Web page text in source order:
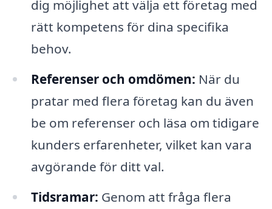
dig möjlighet att välja ett företag med
rätt kompetens för dina specifika
behov.
Referenser och omdömen: När du
pratar med flera företag kan du även
be om referenser och läsa om tidigare
kunders erfarenheter, vilket kan vara
avgörande för ditt val.
Tidsramar: Genom att fråga flera